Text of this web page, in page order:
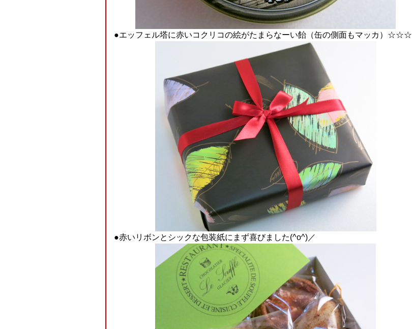
●エッフェル塔に赤いコクリコの絵がたまらなーい飴（缶の側面もマッカ）☆☆☆
●赤いリボンとシックな包装紙にまず喜びました(^o^)／